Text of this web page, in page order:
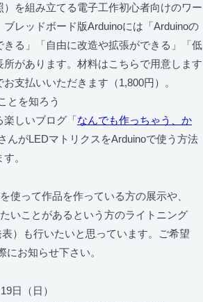
）を組み立てる電子工作初心者向けのワー
ブレッドボード版Arduinoには「Arduinoの
きる」「自由に改造や拡張ができる」「低
所があります。材料はこちらで用意します
支払いいただきます（1,800円）。
とを知ろう
楽しいブログ「なんでも作っちゃう、か
んがLEDマトリクスをArduinoで使う方法
。
使って作品を作っている方の展示や、
いことがあるという方のライトニング
表）も行いたいと思っています。ご希望
お知らせ下さい。
日（日）